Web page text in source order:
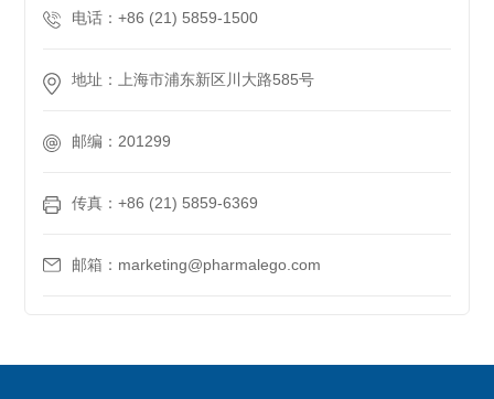
电话：+86 (21) 5859-1500
地址：上海市浦东新区川大路585号
邮编：201299
传真：+86 (21) 5859-6369
邮箱：marketing@pharmalego.com